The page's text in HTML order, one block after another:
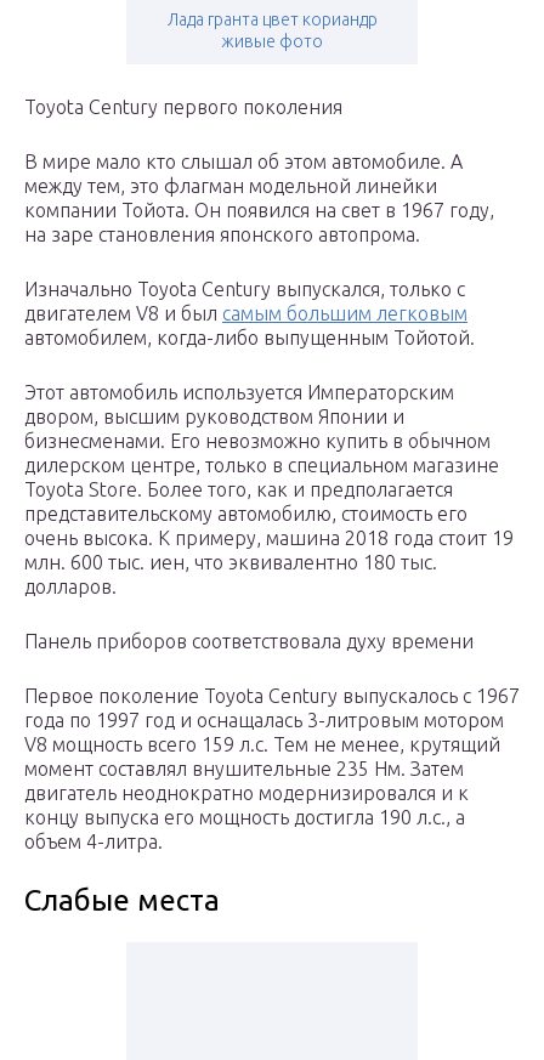
Лада гранта цвет кориандр
живые фото
Toyota Century первого поколения
В мире мало кто слышал об этом автомобиле. А
между тем, это флагман модельной линейки
компании Тойота. Он появился на свет в 1967 году,
на заре становления японского автопрома.
Изначально Toyota Century выпускался, только с
двигателем V8 и был самым большим легковым
автомобилем, когда-либо выпущенным Тойотой.
Этот автомобиль используется Императорским
двором, высшим руководством Японии и
бизнесменами. Его невозможно купить в обычном
дилерском центре, только в специальном магазине
Toyota Store. Более того, как и предполагается
представительскому автомобилю, стоимость его
очень высока. К примеру, машина 2018 года стоит 19
млн. 600 тыс. иен, что эквивалентно 180 тыс.
долларов.
Панель приборов соответствовала духу времени
Первое поколение Toyota Century выпускалось с 1967
года по 1997 год и оснащалась 3-литровым мотором
V8 мощность всего 159 л.с. Тем не менее, крутящий
момент составлял внушительные 235 Нм. Затем
двигатель неоднократно модернизировался и к
концу выпуска его мощность достигла 190 л.с., а
объем 4-литра.
Слабые места